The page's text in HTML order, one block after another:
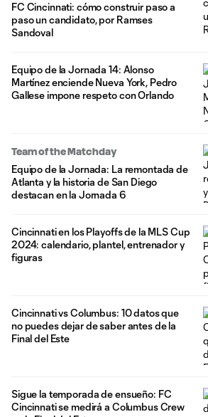
FC Cincinnati: cómo construir paso a
paso un candidato, por Ramses
Sandoval
Equipo de la Jornada 14: Alonso
Martínez enciende Nueva York, Pedro
Gallese impone respeto con Orlando
Team of the Matchday
Equipo de la Jornada: La remontada de
Atlanta y la historia de San Diego
destacan en la Jornada 6
Cincinnati en los Playoffs de la MLS Cup
2024: calendario, plantel, entrenador y
figuras
Cincinnati vs Columbus: 10 datos que
no puedes dejar de saber antes de la
Final del Este
Sigue la temporada de ensueño: FC
Cincinnati se medirá a Columbus Crew